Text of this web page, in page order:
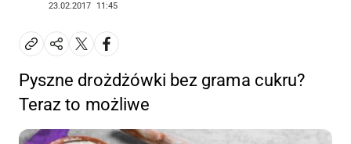
23.02.2017 11:45
Pyszne drożdżówki bez grama cukru?
Teraz to możliwe